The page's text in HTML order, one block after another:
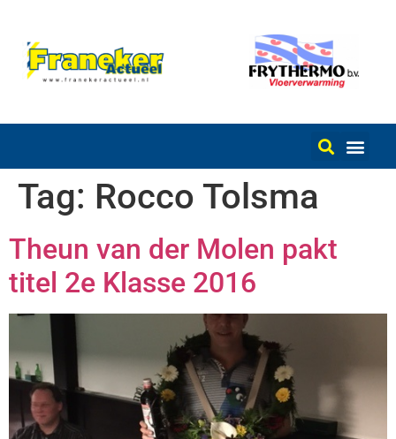
Tag: Rocco Tolsma
Theun van der Molen pakt
titel 2e Klasse 2016